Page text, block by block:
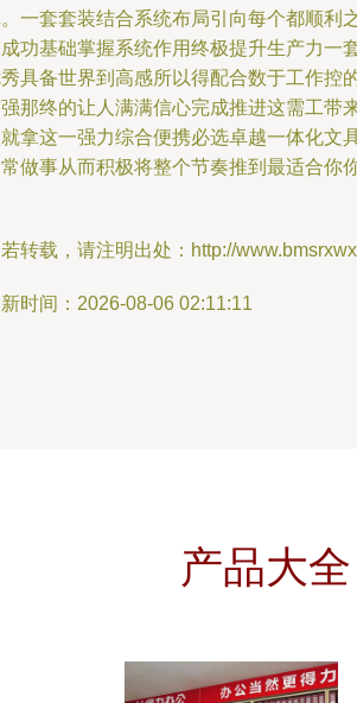
一套套装结合系统布局引向每个都顺利
功基础掌握系统作用终极提升生产力一
具备世界到高感所以得配合数于工作控
那终的让人满满信心完成推进这需工带
拿这一强力综合便携必选卓越一体化文
做事从而积极将整个节奏推到最适合你
转载，请注明出处：http://
时间：2026-08-06 02:11:11
产品大全